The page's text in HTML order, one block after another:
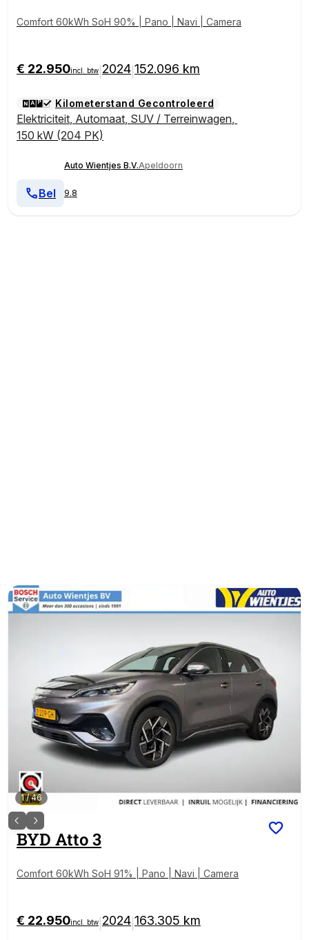
Comfort 60kWh SoH 90% | Pano | Navi | Camera
€ 22.950incl. btw 2024 152.096 km
Kilometerstand Gecontroleerd
Elektriciteit, Automaat, SUV / Terreinwagen,
150 kW (204 PK)
Auto Wientjes B.V.Apeldoorn
9.8
Bel
1/46
BYD Atto 3
Comfort 60kWh SoH 91% | Pano | Navi | Camera
€ 22.950incl. btw 2024 163.305 km